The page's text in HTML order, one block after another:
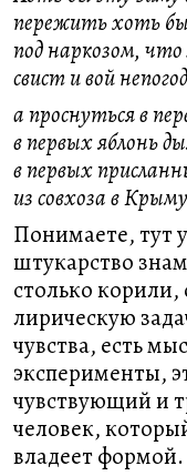
пережить хоть бы
под наркозом,
свист и вой
а проснуться в
в первых яблонь
в первых
из совхоза в
Понимаете, тут
штукарство
столько корили,
лирическую
чувства, есть
эксперименты,
чувствующий и
человек,
владеет